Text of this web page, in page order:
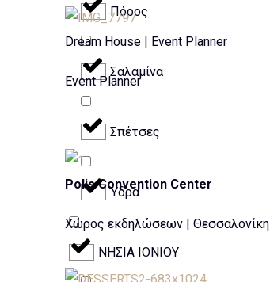
Πόρος
Σαλαμίνα
Σπέτσες
Ύδρα
ΝΗΣΙΑ ΙΟΝΙΟΥ
Dream House | Event Planner
Event Planner
Polis Convention Center
Χώρος εκδηλώσεων | Θεσσαλονίκη